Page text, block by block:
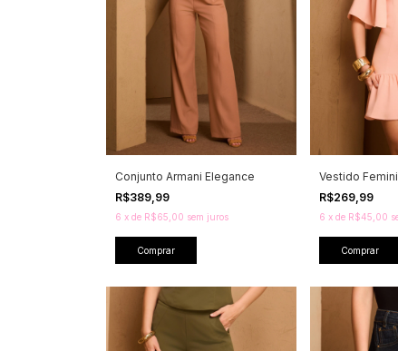
Conjunto Armani Elegance
R$389,99
6 x de R$65,00 sem juros
Comprar
Vestido
R$269,99
6 x de R$45,00
Comprar